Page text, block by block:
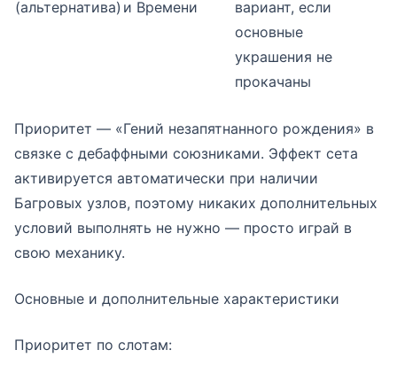
(альтернатива) и Времени
вариант, если
основные
украшения не
прокачаны
Приоритет — «Гений незапятнанного рождения» в
связке с дебаффными союзниками. Эффект сета
активируется автоматически при наличии
Багровых узлов, поэтому никаких дополнительных
условий выполнять не нужно — просто играй в
свою механику.
Основные и дополнительные характеристики
Приоритет по слотам: